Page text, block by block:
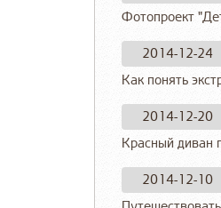
Фотопроект
2014-12-24
Как понять
2014-12-20
Красный диван
2014-12-10